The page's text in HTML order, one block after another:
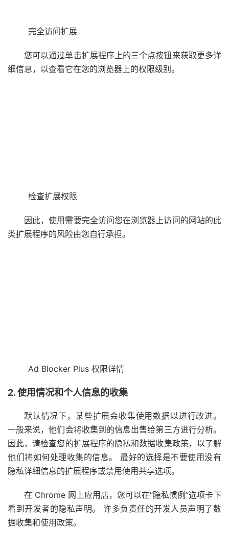
完全访问扩展
您可以通过单击扩展程序上的三个点按钮来获取更多详
细信息，以查看它在您的浏览器上的权限级别。
检查扩展权限
因此，使用需要完全访问您在浏览器上访问的网站的此
类扩展程序的风险由您自行承担。
Ad Blocker Plus 权限详情
2. 使用情况和个人信息的收集
默认情况下，某些扩展会收集使用数据以进行改进。
一般来说，他们会将收集到的信息出售给第三方进行分析。
因此，请检查您的扩展程序的隐私和数据收集政策，以了解
他们将如何处理收集的信息。 最好的选择是不要使用没有
隐私详细信息的扩展程序或禁用使用共享选项。
在 Chrome 网上应用店，您可以在“隐私惯例”选项卡下
看到开发者的隐私声明。 许多负责任的开发人员声明了数
据收集和使用政策。